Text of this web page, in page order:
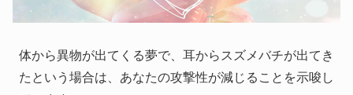
体から異物が出てくる夢で、耳からスズメバチが出てき
たという場合は、あなたの攻撃性が減じることを示唆し